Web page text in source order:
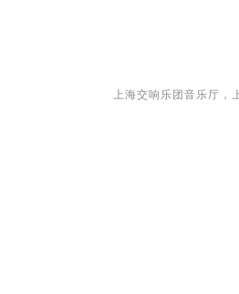
上海交响乐团音乐厅，